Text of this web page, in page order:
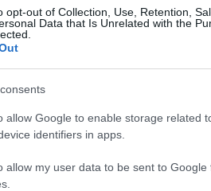
opt-out of Collection, Use, Retention,
Data that Is Unrelated with the
allow Google to enable storage related
identifiers in apps.
allow my user data to be sent to
ως «Ανθρωπιστές
Χάρι και η Μέγκαν
συγγνώμη από τον Καναδά
τη φορά το σήμα των Blue
μαλλιά στο κεφάλι, φοράς